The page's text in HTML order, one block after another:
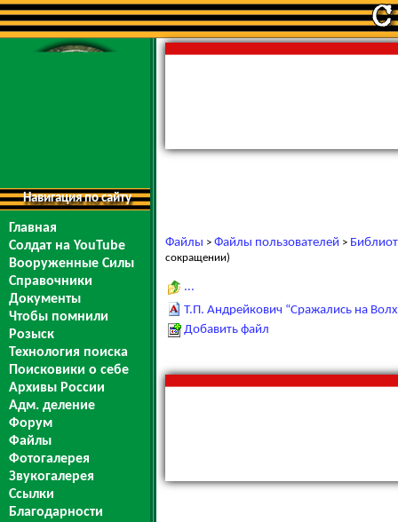
Навигация по сайту
Главная
Солдат на YouTube
Вооруженные Силы
Справочники
Документы
Чтобы помнили
Розыск
Технология поиска
Поисковики о себе
Архивы России
Адм. деление
Форум
Файлы
Фотогалерея
Звукогалерея
Ссылки
Благодарности
Файлы > Файлы пользователей >
сокращении)
...
Т.П. Андрейкович “Сражались на
Добавить файл